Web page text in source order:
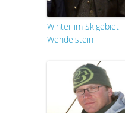
Winter im Skigebiet
Wendelstein